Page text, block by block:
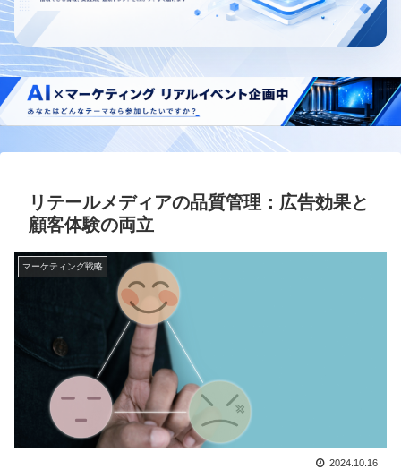
リテールメディアの品質管理：広告効果と
顧客体験の両立
マーケティング戦略
2024.10.16